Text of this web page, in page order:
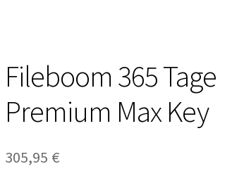
Fileboom 365 Tage
Premium Max Key
305,95 €